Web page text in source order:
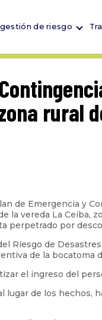
de riesgo
rural
de Emergencia y
la vereda La Ceiba,
perpetrado por
Riesgo de
de la bocatoma
el ingreso del
lugar de los hechos,